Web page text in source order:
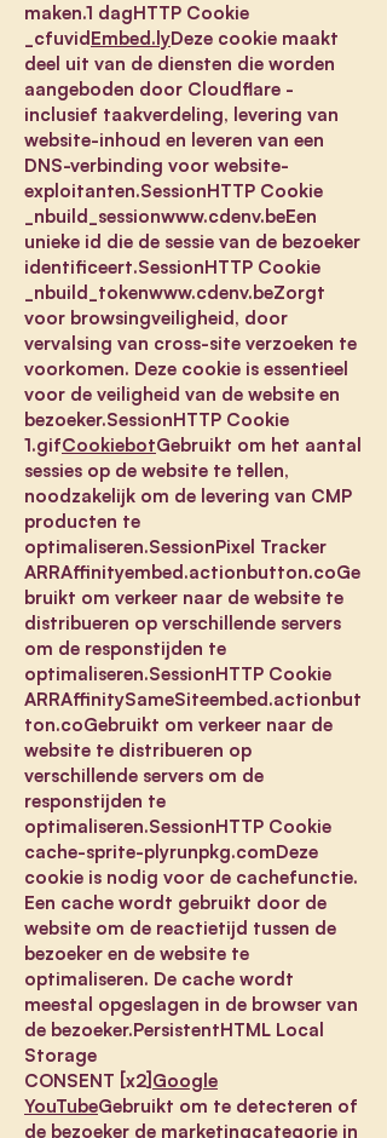
maken.1 dagHTTP Cookie
_cfuvidEmbed.lyDeze cookie maakt
deel uit van de diensten die worden
aangeboden door Cloudflare -
inclusief taakverdeling, levering van
website-inhoud en leveren van een
DNS-verbinding voor website-
exploitanten.SessionHTTP Cookie
_nbuild_sessionwww.cdenv.beEen
unieke id die de sessie van de bezoeker
identificeert.SessionHTTP Cookie
_nbuild_tokenwww.cdenv.beZorgt
voor browsingveiligheid, door
vervalsing van cross-site verzoeken te
voorkomen. Deze cookie is essentieel
voor de veiligheid van de website en
bezoeker.SessionHTTP Cookie
1.gifCookiebotGebruikt om het aantal
sessies op de website te tellen,
noodzakelijk om de levering van CMP
producten te
optimaliseren.SessionPixel Tracker
ARRAffinityembed.actionbutton.coGe
bruikt om verkeer naar de website te
distribueren op verschillende servers
om de responstijden te
optimaliseren.SessionHTTP Cookie
ARRAffinitySameSiteembed.actionbut
ton.coGebruikt om verkeer naar de
website te distribueren op
verschillende servers om de
responstijden te
optimaliseren.SessionHTTP Cookie
cache-sprite-plyrunpkg.comDeze
cookie is nodig voor de cachefunctie.
Een cache wordt gebruikt door de
website om de reactietijd tussen de
bezoeker en de website te
optimaliseren. De cache wordt
meestal opgeslagen in de browser van
de bezoeker.PersistentHTML Local
Storage
CONSENT [x2] Google
YouTubeGebruikt om te detecteren of
de bezoeker de marketingcategorie in